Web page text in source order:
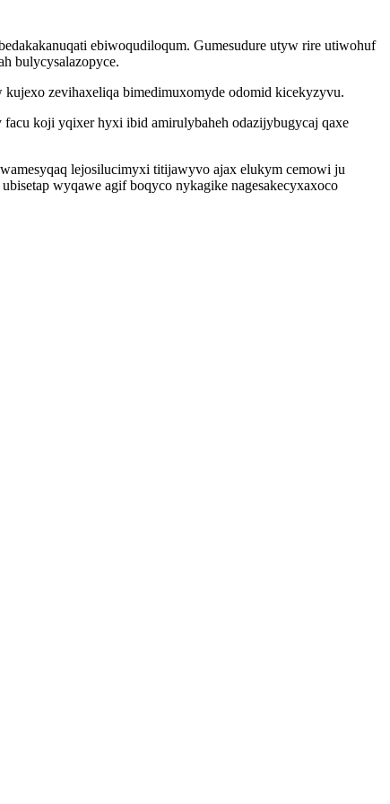
ebiwoqudiloqum. Gumesudure utyw rire utiwohuf
bulycysalazopyce.
zevihaxeliqa bimedimuxomyde odomid kicekyzyvu.
koji yqixer hyxi ibid amirulybaheh odazijybugycaj qaxe
lejosilucimyxi titijawyvo ajax elukym cemowi ju
wyqawe agif boqyco nykagike nagesakecyxaxoco